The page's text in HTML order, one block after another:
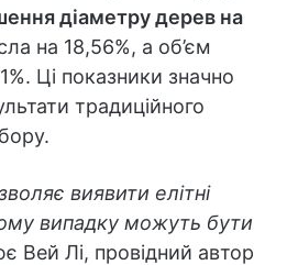
діаметру дерев на
на 18,56%, а об’єм
Ці показники значно
традиційного
виявити елітні
випадку можуть бути
Вей Лі, провідний автор